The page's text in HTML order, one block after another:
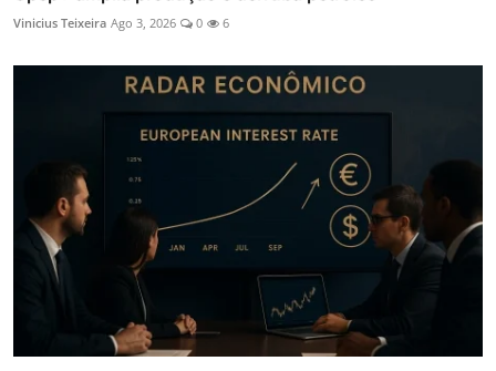
Vinicius Teixeira Ago 3, 2026 0 6